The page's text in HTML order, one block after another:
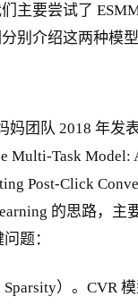
主要尝试了
别介绍这两种模型
妈团队 2018 年发
Multi-Task Model:
Post-Click
的思路，主
题：
Sparsity）。CVR